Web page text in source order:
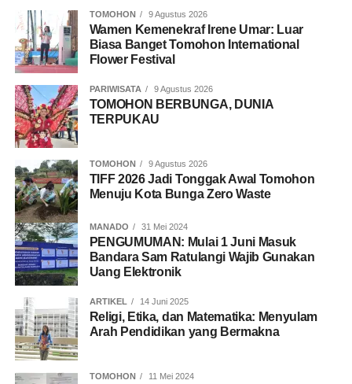
TOMOHON 9 Agustus 2026
Wamen Kemenekraf Irene Umar: Luar
Biasa Banget Tomohon International
Flower Festival
PARIWISATA 9 Agustus 2026
TOMOHON BERBUNGA, DUNIA
TERPUKAU
TOMOHON 9 Agustus 2026
TIFF 2026 Jadi Tonggak Awal Tomohon
Menuju Kota Bunga Zero Waste
MANADO 31 Mei 2024
PENGUMUMAN: Mulai 1 Juni Masuk
Bandara Sam Ratulangi Wajib Gunakan
Uang Elektronik
ARTIKEL 14 Juni 2025
Religi, Etika, dan Matematika: Menyulam
Arah Pendidikan yang Bermakna
TOMOHON 11 Mei 2024